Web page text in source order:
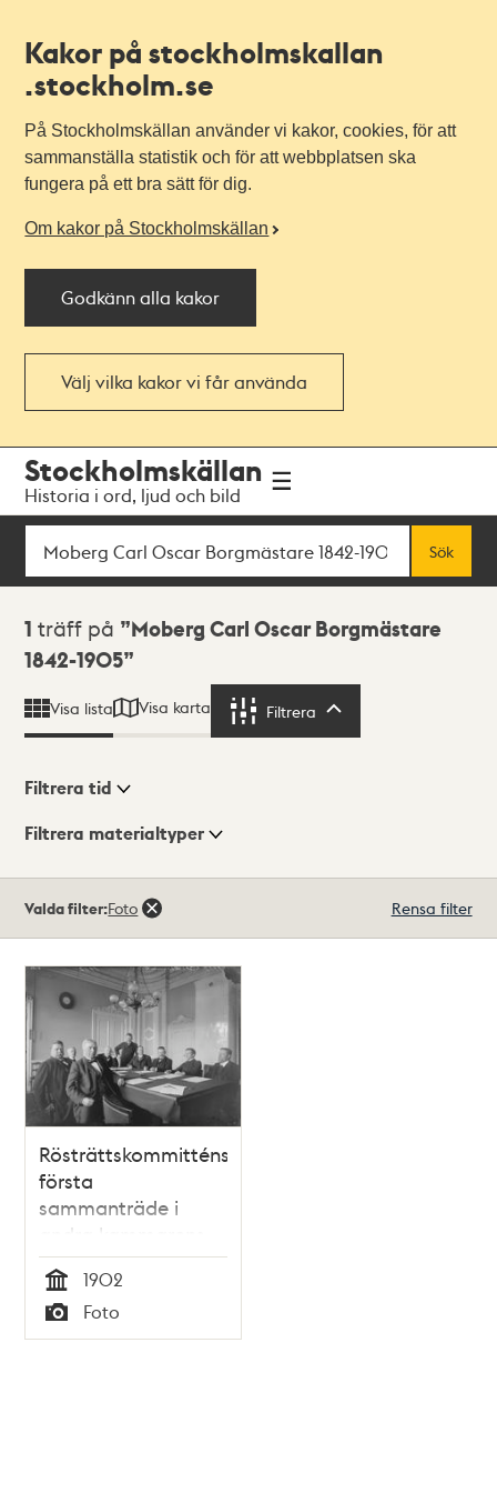
Kakor på stockholmskallan
.stockholm.se
På Stockholmskällan använder vi kakor, cookies, för att
sammanställa statistik och för att webbplatsen ska
fungera på ett bra sätt för dig.
Om kakor på Stockholmskällan
Godkänn alla kakor
Välj vilka kakor vi får använda
navigationen
huvudinnehållet
Stockholmskällan
Historia i ord, ljud och bild
Sök
Sök
Sökresultat
1 träff på
Moberg Carl Oscar Borgmästare
1842-1905
Visa lista Visa karta Filtrera
Visningsläge
Filtrera tid
Filtrera materialtyper
träffar
Valda filter:Foto Rensa filter
Rösträttskommitténs
första
sammanträde i
andra kammarens
kanslirum den 1
november 1902.
Tid
1902
Typ
Foto